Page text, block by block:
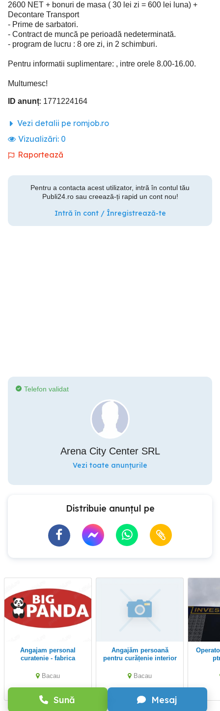
2600 NET + bonuri de masa ( 30 lei zi = 600 lei luna) +
Decontare Transport
- Prime de sarbatori.
- Contract de muncă pe perioadă nedeterminată.
- program de lucru : 8 ore zi, in 2 schimburi.
Pentru informatii suplimentare: , intre orele 8.00-16.00.
Multumesc!
ID anunț: 1771224164
Vezi detalii pe romjob.ro
Vizualizări: 0
Raportează
Pentru a contacta acest utilizator, intră în contul tău
Publi24.ro sau creează-ți rapid un cont nou!
Intră în cont / Înregistrează-te
Sună Mesaj
Telefon validat
Arena City Center SRL
Vezi toate anunțurile
Distribuie anunțul pe
Angajam personal
curatenie - fabrica
Bacau
Angajăm persoană
pentru curățenie interior
Bacau
Operator echipa mobila